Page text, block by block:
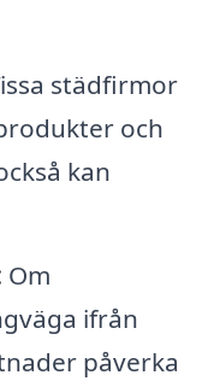
städfirmor
och
kan
Om
ifrån
påverka